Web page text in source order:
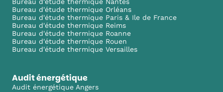
Bureau d'étude thermique Nantes
Bureau d'étude thermique Orléans
Bureau d'étude thermique Paris & Ile de France
Bureau d'étude thermique Reims
Bureau d'étude thermique Roanne
Bureau d'étude thermique Rouen
Bureau d'étude thermique Versailles
Audit énergétique
Audit énergétique Angers